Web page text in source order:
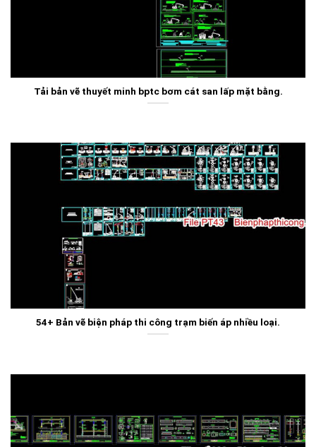
Tải bản vẽ thuyết minh bptc bơm cát san lấp mặt bằng.
54+ Bản vẽ biện pháp thi công trạm biến áp nhiều loại.